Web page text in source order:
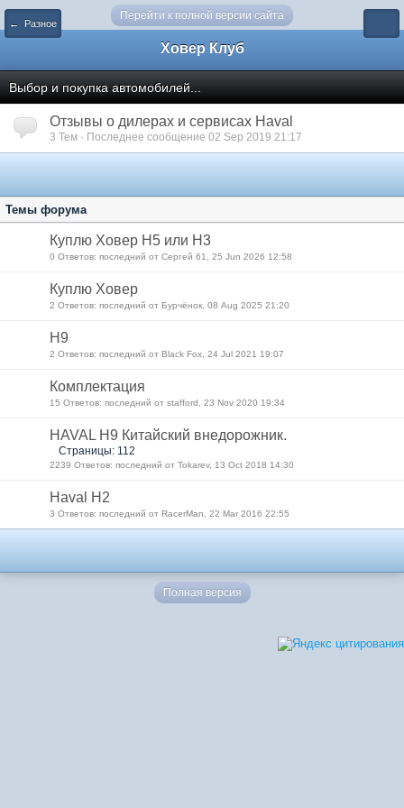
Перейти к полной версии сайта
← Разное
Ховер Клуб
Выбор и покупка автомобилей...
Отзывы о дилерах и сервисах Haval
3 Тем · Последнее сообщение 02 Sep 2019 21:17
Темы форума
Куплю Ховер Н5 или Н3
0 Ответов: последний от Сергей 61, 25 Jun 2026 12:58
Куплю Ховер
2 Ответов: последний от Бурчёнок, 08 Aug 2025 21:20
H9
2 Ответов: последний от Black Fox, 24 Jul 2021 19:07
Комплектация
15 Ответов: последний от stafford, 23 Nov 2020 19:34
HAVAL H9 Китайский внедорожник.
Страницы: 112
2239 Ответов: последний от Tokarev, 13 Oct 2018 14:30
Haval H2
3 Ответов: последний от RacerMan, 22 Mar 2016 22:55
Полная версия